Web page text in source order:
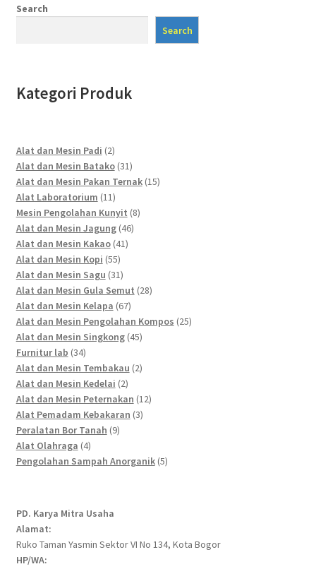
Search
Search
Kategori Produk
Alat dan Mesin Padi 22
products
Alat dan Mesin Batako 3131
products
Alat dan Mesin Pakan Ternak 1515
Alat Laboratorium 1111
products
Mesin Pengolahan Kunyit 88
Alat dan Mesin Jagung 4646
Alat dan Mesin Kakao 4141
Alat dan Mesin Kopi 5555
products
Alat dan Mesin Sagu 3131
products
Alat dan Mesin Gula Semut 2828
Alat dan Mesin Kelapa 6767
products
Alat dan Mesin Pengolahan Kompos 2525
Alat dan Mesin Singkong 4545
Furnitur lab 3434
products
Alat dan Mesin Tembakau 22
Alat dan Mesin Kedelai 22
products
Alat dan Mesin Peternakan 1212
Alat Pemadam Kebakaran 33
Peralatan Bor Tanah 99
Alat Olahraga 44
products
Pengolahan Sampah Anorganik 55
PD. Karya Mitra Usaha
Alamat:
Ruko Taman Yasmin Sektor VI No 134, Kota Bogor
HP/WA: